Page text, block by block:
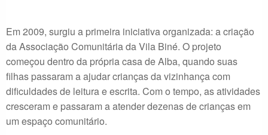
Em 2009, surgiu a primeira iniciativa organizada: a criação
da Associação Comunitária da Vila Biné. O projeto
começou dentro da própria casa de Alba, quando suas
filhas passaram a ajudar crianças da vizinhança com
dificuldades de leitura e escrita. Com o tempo, as atividades
cresceram e passaram a atender dezenas de crianças em
um espaço comunitário.